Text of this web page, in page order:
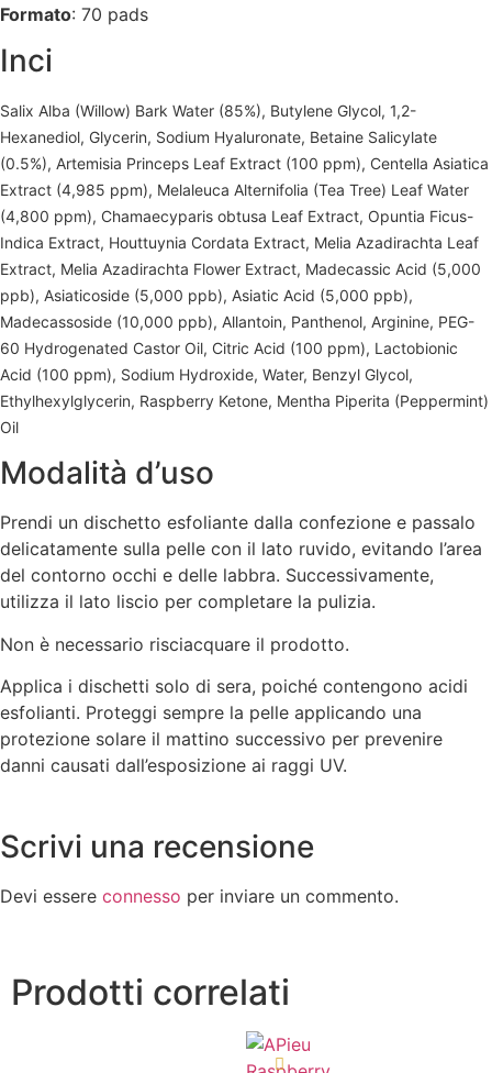
Formato: 70 pads
Inci
Salix Alba (Willow) Bark Water (85%), Butylene Glycol, 1,2-
Hexanediol, Glycerin, Sodium Hyaluronate, Betaine Salicylate
(0.5%), Artemisia Princeps Leaf Extract (100 ppm), Centella Asiatica
Extract (4,985 ppm), Melaleuca Alternifolia (Tea Tree) Leaf Water
(4,800 ppm), Chamaecyparis obtusa Leaf Extract, Opuntia Ficus-
Indica Extract, Houttuynia Cordata Extract, Melia Azadirachta Leaf
Extract, Melia Azadirachta Flower Extract, Madecassic Acid (5,000
ppb), Asiaticoside (5,000 ppb), Asiatic Acid (5,000 ppb),
Madecassoside (10,000 ppb), Allantoin, Panthenol, Arginine, PEG-
60 Hydrogenated Castor Oil, Citric Acid (100 ppm), Lactobionic
Acid (100 ppm), Sodium Hydroxide, Water, Benzyl Glycol,
Ethylhexylglycerin, Raspberry Ketone, Mentha Piperita (Peppermint)
Oil
Modalità d’uso
Prendi un dischetto esfoliante dalla confezione e passalo
delicatamente sulla pelle con il lato ruvido, evitando l’area
del contorno occhi e delle labbra. Successivamente,
utilizza il lato liscio per completare la pulizia.
Non è necessario risciacquare il prodotto.
Applica i dischetti solo di sera, poiché contengono acidi
esfolianti. Proteggi sempre la pelle applicando una
protezione solare il mattino successivo per prevenire
danni causati dall’esposizione ai raggi UV.
Scrivi una recensione
Devi essere connesso per inviare un commento.
Prodotti correlati